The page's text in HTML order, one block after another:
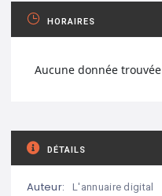
HORAIRES
Aucune donnée trouvée
DÉTAILS
Auteur: L'annuaire digital